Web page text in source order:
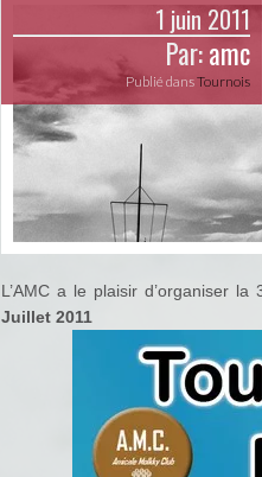
1 juin 2011
Par:amc
Publié dansTournois
L’AMC a le plaisir d’organiser
Juillet 2011